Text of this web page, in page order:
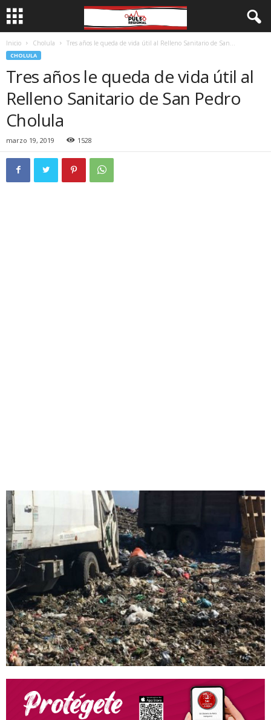
Inicio Cholula Tres años le queda de vida útil al Relleno Sanitario de San...
CHOLULA
Tres años le queda de vida útil al
Relleno Sanitario de San Pedro
Cholula
marzo 19, 2019 1528